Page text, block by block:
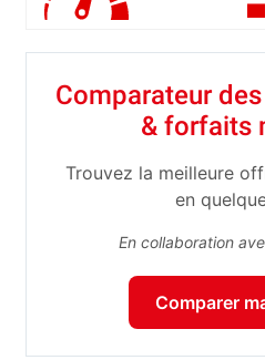
Comparateur
& forfaits
Trouvez la meilleure
en
En collaboration
Comparer